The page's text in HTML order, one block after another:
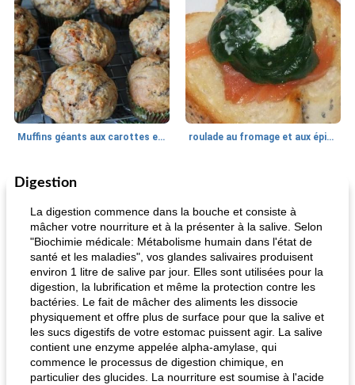
Muffins géants aux carottes et à la banane de Nif roulade au fromage et aux épinards
Marques de confiance: recettes et
astuces
fiesta tostadas le méga's jopp joes
Digestion
La digestion commence dans la bouche et consiste à
mâcher votre nourriture et à la présenter à la salive. Selon
"Biochimie médicale: Métabolisme humain dans l'état de
santé et les maladies", vos glandes salivaires produisent
environ 1 litre de salive par jour. Elles sont utilisées pour la
digestion, la lubrification et même la protection contre les
bactéries. Le fait de mâcher des aliments les dissocie
physiquement et offre plus de surface pour que la salive et
les sucs digestifs de votre estomac puissent agir. La salive
contient une enzyme appelée alpha-amylase, qui
commence le processus de digestion chimique, en
particulier des glucides. La nourriture est soumise à l'acide